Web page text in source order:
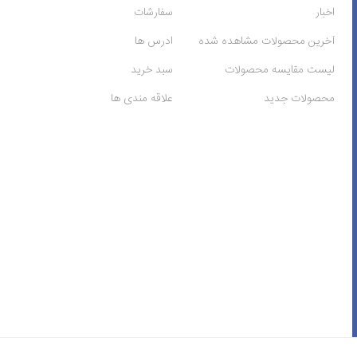
اخبار
آخرین محصولات مشاهده شده
لیست مقایسه محصولات
محصولات جدید
سفارشات
ادرس ها
سبد خرید
علاقه مندی ها